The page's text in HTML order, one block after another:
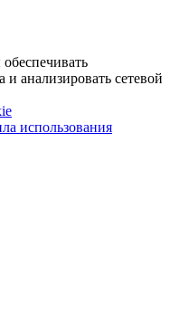
анализировать сетевой
использования